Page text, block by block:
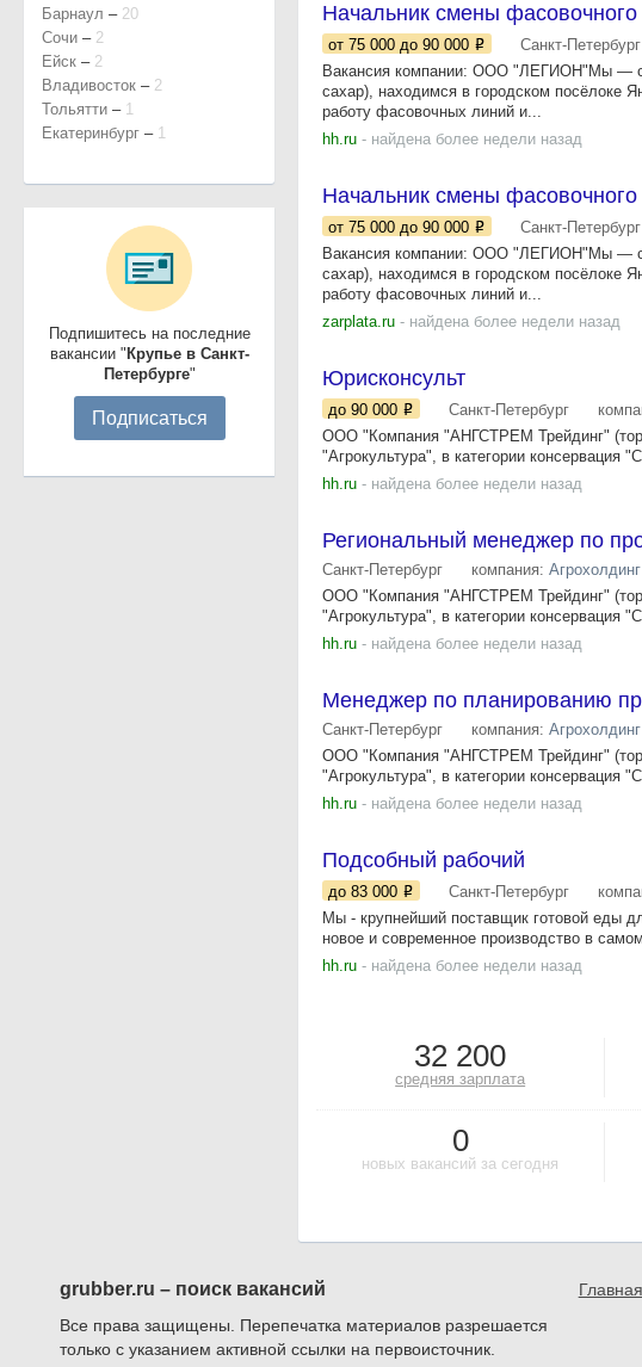
Начальник смены
от 75 000 до 90 000 Санкт-Петербург
Вакансия компании: ООО "ЛЕГИОН"Мы —
сахар), находимся в городском посёлоке
работу фасовочных линий и...
hh.ru - найдена более недели назад
Начальник смены
от 75 000 до 90 000 Санкт-Петербург
Вакансия компании: ООО "ЛЕГИОН"Мы —
сахар), находимся в городском посёлоке
работу фасовочных линий и...
zarplata.ru - найдена более недели назад
Юрисконсульт
до 90 000 Санкт-Петербург
ООО "Компания "АНГСТРЕМ Трейдинг"
"Агрокультура", в категории консервация
hh.ru - найдена более недели назад
Региональный менеджер по
Санкт-Петербург компания:
ООО "Компания "АНГСТРЕМ Трейдинг"
"Агрокультура", в категории консервация
hh.ru - найдена более недели назад
Менеджер по планированию
Санкт-Петербург компания:
ООО "Компания "АНГСТРЕМ Трейдинг"
"Агрокультура", в категории консервация
hh.ru - найдена более недели назад
Подсобный рабочий
до 83 000 Санкт-Петербург
Мы - крупнейший поставщик готовой еды
новое и современное производство в
hh.ru - найдена более недели назад
32 200
средняя зарплата
0
новых вакансий за сегодня
Барнаул – 20
Сочи – 2
Ейск – 2
Владивосток – 2
Тольятти – 1
Екатеринбург – 1
Подпишитесь на последние
вакансии " Крупье в Санкт-
Петербурге"
Подписаться
grubber.ru – поиск вакансий
Все права защищены. Перепечатка материалов разрешается
только с указанием активной ссылки на первоисточник.
Главная